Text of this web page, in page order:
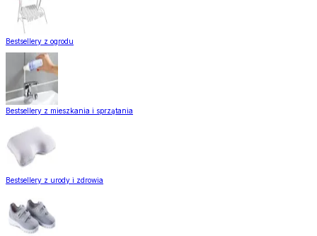
Bestsellery z ogrodu
Bestsellery z mieszkania i sprzątania
Bestsellery z urody i zdrowia